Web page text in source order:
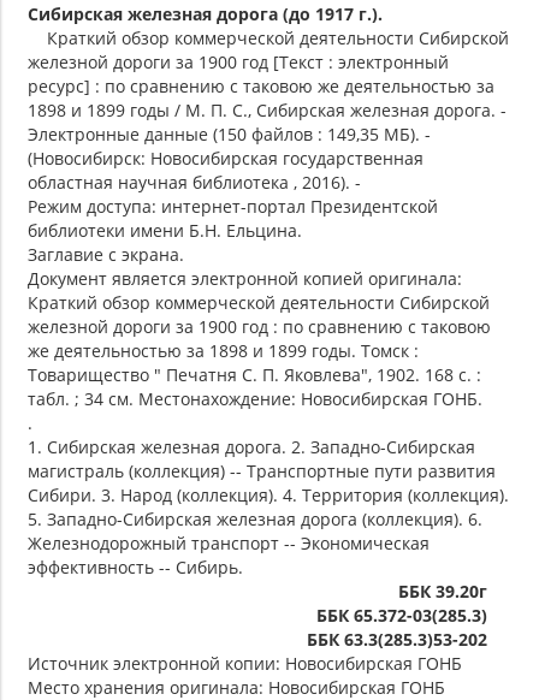
Сибирская железная дорога (до 1917 г.).
Краткий обзор коммерческой деятельности Сибирской
железной дороги за 1900 год [Текст : электронный
ресурс] : по сравнению с таковою же деятельностью за
1898 и 1899 годы / М. П. С., Сибирская железная дорога. -
Электронные данные (150 файлов : 149,35 МБ). -
(Новосибирск: Новосибирская государственная
областная научная библиотека , 2016). -
Режим доступа: интернет-портал Президентской
библиотеки имени Б.Н. Ельцина.
Заглавие с экрана.
Документ является электронной копией оригинала:
Краткий обзор коммерческой деятельности Сибирской
железной дороги за 1900 год : по сравнению с таковою
же деятельностью за 1898 и 1899 годы. Томск :
Товарищество " Печатня С. П. Яковлева", 1902. 168 с. :
табл. ; 34 см. Местонахождение: Новосибирская ГОНБ.
.
1. Сибирская железная дорога. 2. Западно-Сибирская
магистраль (коллекция) -- Транспортные пути развития
Сибири. 3. Народ (коллекция). 4. Территория (коллекция).
5. Западно-Сибирская железная дорога (коллекция). 6.
Железнодорожный транспорт -- Экономическая
эффективность -- Сибирь.
ББК 39.20г
ББК 65.372-03(285.3)
ББК 63.3(285.3)53-202
Источник электронной копии: Новосибирская ГОНБ
Место хранения оригинала: Новосибирская ГОНБ